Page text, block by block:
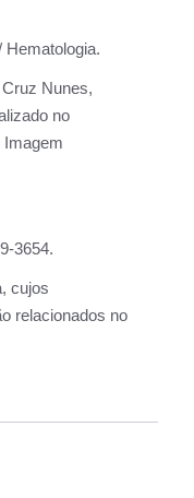
Hematologia.
Nunes,
no
Imagem
3654.
cujos
relacionados no